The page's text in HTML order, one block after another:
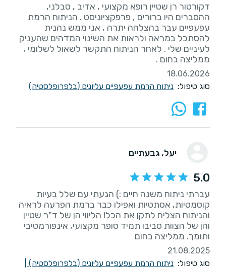
דקורטור רן שטיין רופא מקצועי , אדיב , סבלני,
ההסברים היו ברורים , פרפקציוניסט . הניתוח הרמת
עפעפיים עבר בהצלחה יתרה , אני ממש נהנית
להסתכל במראה ולראות את השינוי המדהים שהעניק
לעיניים שלי . לאחר הניתוח התקשר לשאול לשלומי ,
ממליצה בחום .
18.06.2026
סוג טיפול: ניתוח הרמת עפעפיים עליונים (בלפרופלסטיה)
יעל, גבעתיים
5.0
עברתי ניתוח משנה חיים :) הגעתי עם שלל בעיות
קוסמטיות, אסתטיות ואפילו כבר ברמת הפרעה לראיה
והניתוח הצליח לתקן את הכל! הליווי הן של ד"ר שטיין
והן של הצוות סביבו תמיד סופר מקצועי, אינפורמטיבי
ותומך. ממליצה בחום
21.08.2025
סוג טיפול: ניתוח הרמת עפעפיים עליונים (בלפרופלסטיה)